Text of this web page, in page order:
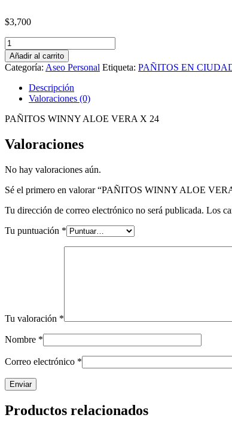
$3,700
PAÑITOS
WINNY
ALOE
VERA
cantidad
Añadir al carrito
Categoría: Aseo Personal Etiqueta: PAÑITOS EN
Descripción
Valoraciones (0)
PAÑITOS WINNY ALOE VERA X 24
Valoraciones
No hay valoraciones aún.
Sé el primero en valorar “PAÑITOS WINNY ALOE
Tu dirección de correo electrónico no será publicada. Los
Tu puntuación *
Tu valoración *
Nombre *
Correo electrónico *
Productos relacionados